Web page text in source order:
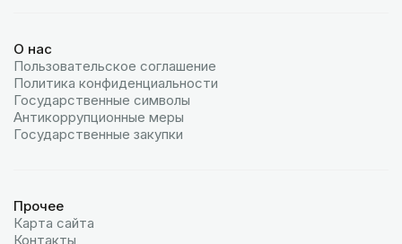
О нас
Пользовательское соглашение
Политика конфиденциальности
Государственные символы
Антикоррупционные меры
Государственные закупки
Прочее
Карта сайта
Контакты